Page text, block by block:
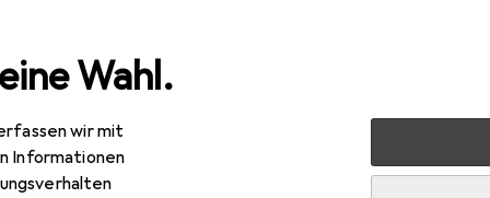
Wahl.
wir mit
InformationenFerngesteuerte Fahrzeuge